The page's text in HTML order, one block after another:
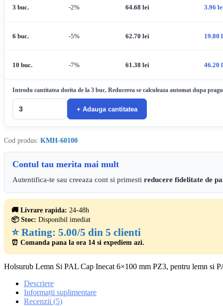
3 buc. -2% 64.68 lei 3.96
6 buc. -5% 62.70 lei 19.80
10 buc. -7% 61.38 lei 46.20
Introdu cantitatea dorita de la 3 buc. Reducerea se calculeaza automat dupa
+ Adauga cantitatea
Cod produs: KMH-60100
Contul tau merita mai mult
Autentifica-te sau creeaza cont si primesti reducere fidelitate de
🚚 Livrare rapida: 24-48h
📦 Stoc: Disponibil imediat
⭐ Rating: 5.00/5 din 5 clienti
⏰ Comanda pana la ora 14 si expediem azi.
Holsurub Lemn Si PAL Cap Inecat 6×100 mm PZ3, pentru lemn si
Descriere
Informații suplimentare
Recenzii (5)